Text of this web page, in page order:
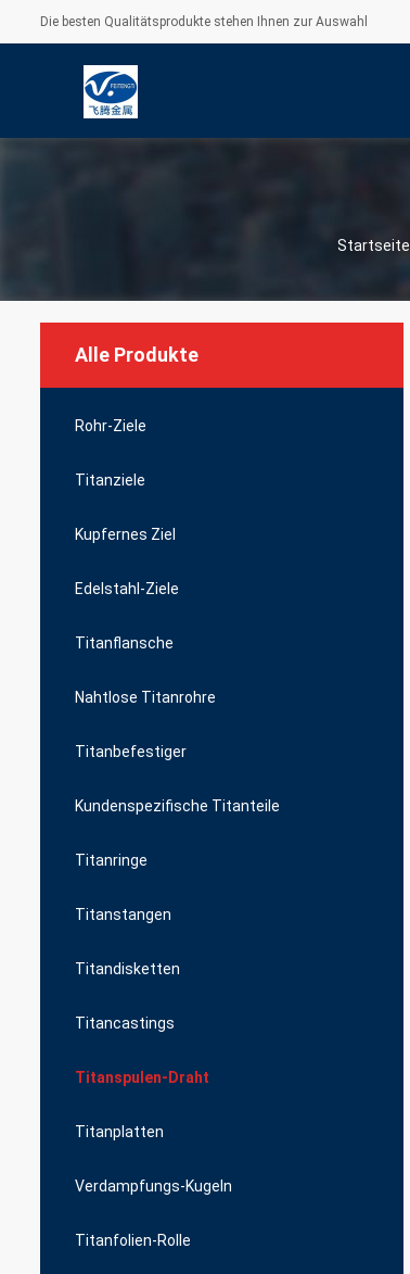
Die besten Qualitätsprodukte stehen Ihnen zur Auswahl
Startseite
Alle Produkte
Rohr-Ziele
Titanziele
Kupfernes Ziel
Edelstahl-Ziele
Titanflansche
Nahtlose Titanrohre
Titanbefestiger
Kundenspezifische Titanteile
Titanringe
Titanstangen
Titandisketten
Titancastings
Titanspulen-Draht
Titanplatten
Verdampfungs-Kugeln
Titanfolien-Rolle